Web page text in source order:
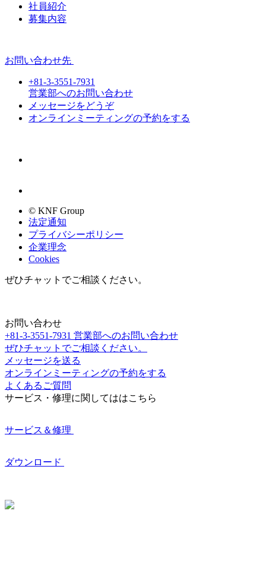
社員紹介
募集内容
お問い合わせ先
+81-3-3551-7931
営業部へのお問い合わせ
メッセージをどうぞ
オンラインミーティングの予約をする
© KNF Group
法定通知
プライバシーポリシー
企業理念
Cookies
ぜひチャットでご相談ください。
お問い合わせ
+81-3-3551-7931 営業部へのお問い合わせ
ぜひチャットでご相談ください。
メッセージを送る
オンラインミーティングの予約をする
よくあるご質問
サービス・修理に関してははこちら
サービス＆修理
ダウンロード